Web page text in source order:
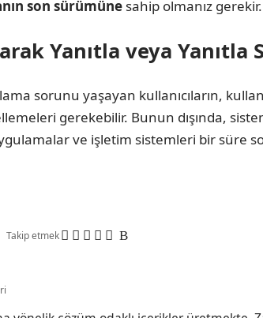
son sürümüne sahip olmanız
Yanıtla veya Yanıtla
sorunu yaşayan kullanıcıların,
gerekebilir. Bunun dışında,
ve işletim sistemleri bir süre
Takip etmek